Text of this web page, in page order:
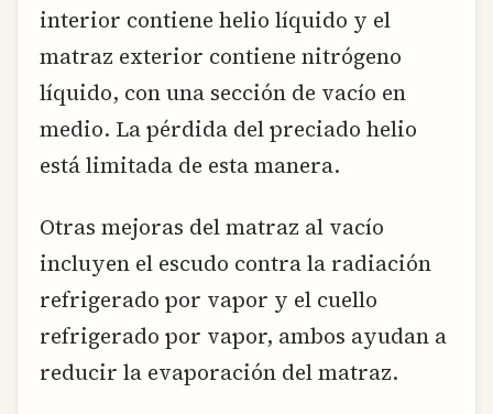
interior contiene helio líquido y el
matraz exterior contiene nitrógeno
líquido, con una sección de vacío en
medio. La pérdida del preciado helio
está limitada de esta manera.
Otras mejoras del matraz al vacío
incluyen el escudo contra la radiación
refrigerado por vapor y el cuello
refrigerado por vapor, ambos ayudan a
reducir la evaporación del matraz.